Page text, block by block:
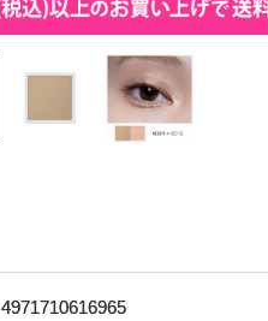
4971710616965